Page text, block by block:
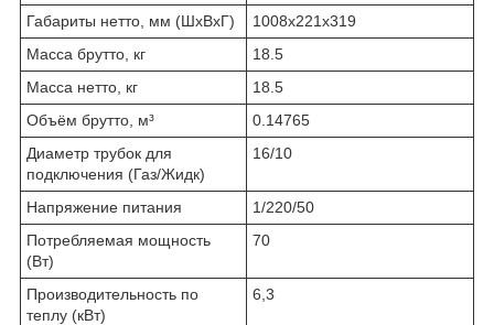
Габариты нетто, мм (ШxВxГ)
1008х221х319
Масса брутто, кг
18.5
Масса нетто, кг
18.5
Объём брутто, м³
0.14765
Диаметр трубок для
подключения (Газ/Жидк)
16/10
Напряжение питания
1/220/50
Потребляемая мощность
(Вт)
70
Производительность по
теплу (кВт)
6,3